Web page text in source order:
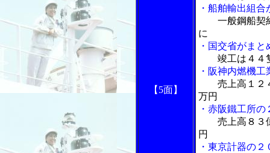
【5面】
・船舶輸出組
一般鋼船契
に
・国交省がま
竣工は４４
・阪神内燃機
売上高１２
万円
・赤阪鐵工所
売上高８３
円
・東京計器の